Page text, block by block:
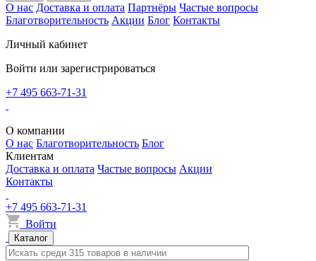
О нас Доставка и оплата Партнёры Частые вопросы
Благотворительность Акции Блог Контакты
Личный кабинет
Войти или зарегистрироваться
+7 495 663-71-31
О компании
О нас Благотворительность Блог
Клиентам
Доставка и оплата Частые вопросы Акции
Контакты
+7 495 663-71-31
Войти
Каталог